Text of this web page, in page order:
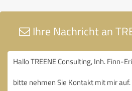
Ihre Nachricht an